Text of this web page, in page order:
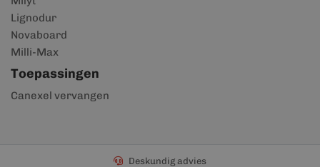
Lignodur
Novaboard
Milli-Max
Toepassingen
Canexel vervangen
Deskundig advies